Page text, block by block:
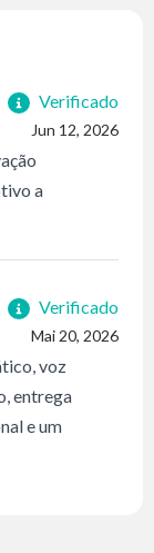
Verificado
Jun 12, 2026
a
Verificado
Mai 20, 2026
voz
entrega
e um